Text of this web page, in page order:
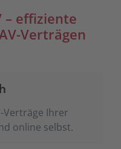
– effiziente
Verträgen
Verträge Ihrer
online selbst.